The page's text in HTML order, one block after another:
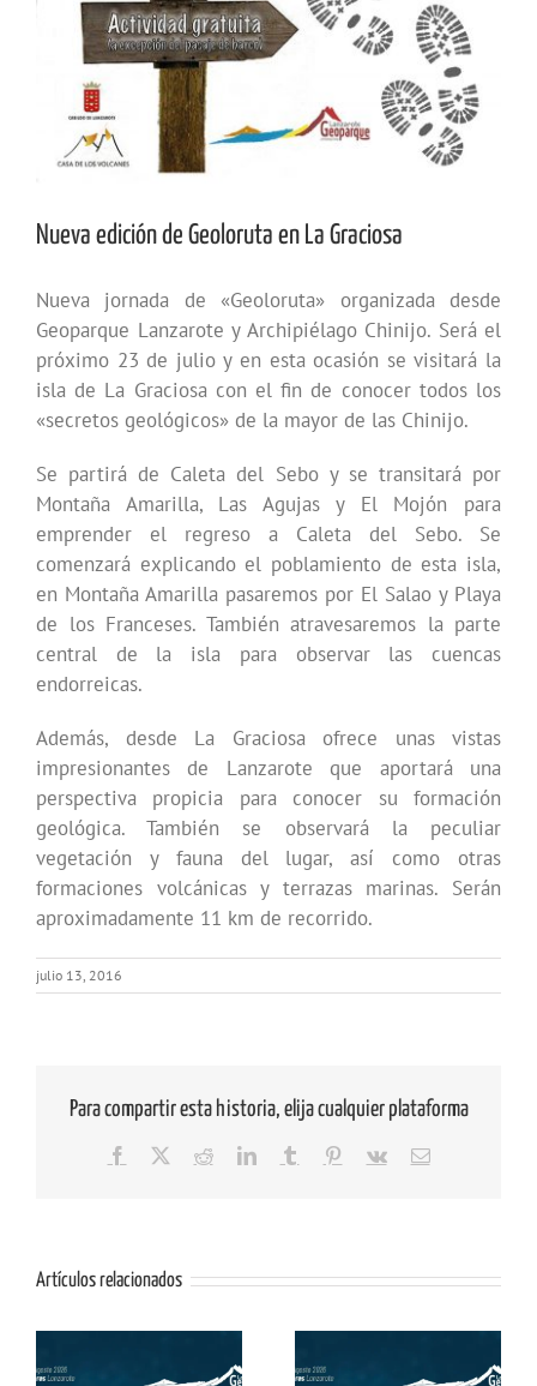
Nueva edición de Geoloruta en La Graciosa
Nueva jornada de «Geoloruta» organizada desde
Geoparque Lanzarote y Archipiélago Chinijo. Será el
próximo 23 de julio y en esta ocasión se visitará la
isla de La Graciosa con el fin de conocer todos los
«secretos geológicos» de la mayor de las Chinijo.
Se partirá de Caleta del Sebo y se transitará por
Montaña Amarilla, Las Agujas y El Mojón para
emprender el regreso a Caleta del Sebo. Se
comenzará explicando el poblamiento de esta isla,
en Montaña Amarilla pasaremos por El Salao y Playa
de los Franceses. También atravesaremos la parte
central de la isla para observar las cuencas
endorreicas.
Además, desde La Graciosa ofrece unas vistas
impresionantes de Lanzarote que aportará una
perspectiva propicia para conocer su formación
geológica. También se observará la peculiar
vegetación y fauna del lugar, así como otras
formaciones volcánicas y terrazas marinas. Serán
aproximadamente 11 km de recorrido.
julio 13, 2016
Para compartir esta historia, elija cualquier plataforma
Facebook RedditLinkedInTumblr Pinterest
Vk
Correo
Artículos relacionados